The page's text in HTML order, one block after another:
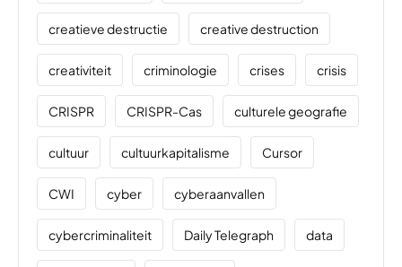
creatieve destructie creative destruction
creativiteit criminologie crises crisis
CRISPR CRISPR-Cas culturele geografie
cultuur cultuurkapitalisme Cursor
CWI cyber cyberaanvallen
cybercriminaliteit Daily Telegraph data